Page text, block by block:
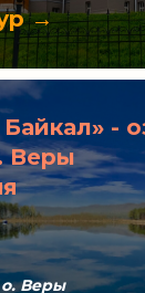
→
-
Веры
о. Веры